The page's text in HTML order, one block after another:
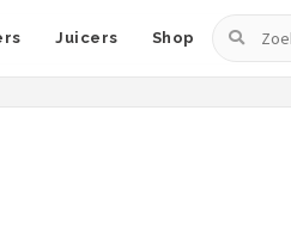
Juicers Shop
Zoeken